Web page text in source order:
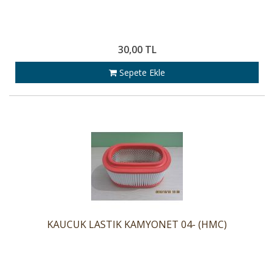
30,00 TL
Sepete Ekle
KAUCUK LASTIK KAMYONET 04- (HMC)